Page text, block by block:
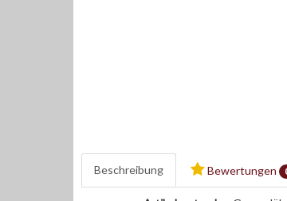
Beschreibung Bewertungen